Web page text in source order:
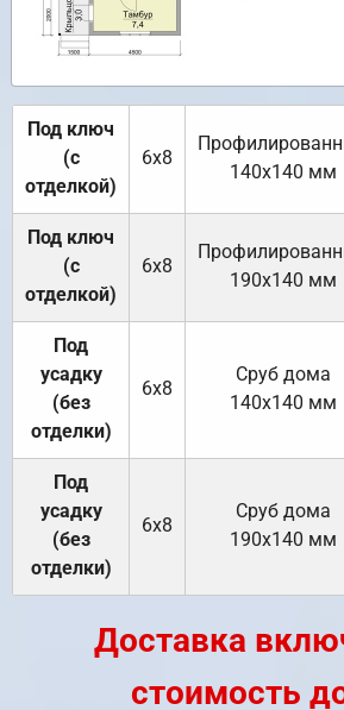
Под ключ
(с
отделкой)
6х8
140х140 мм
Под ключ
(с
отделкой)
6х8
190х140 мм
Под
усадку
(без
отделки)
6х8
Cруб дома
140х140 мм
Под
усадку
(без
отделки)
6х8
Cруб дома
190х140 мм
Доставка
стоимость